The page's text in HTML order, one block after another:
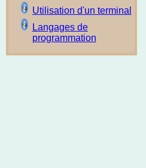
Utilisation d'un terminal
Langages de
programmation